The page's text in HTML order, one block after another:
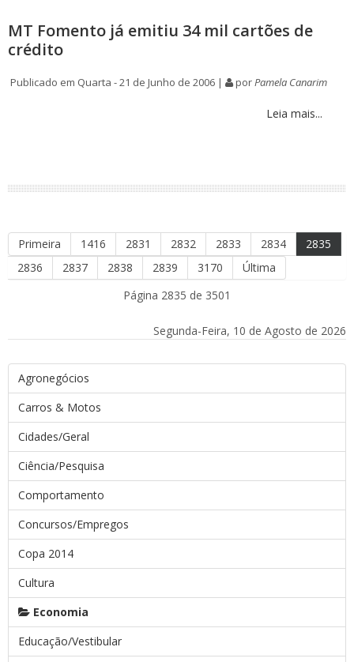
MT Fomento já emitiu 34 mil cartões de
crédito
Publicado em Quarta - 21 de Junho de 2006 | porPamela Canarim
Leia mais...
Primeira 1416 2831 2832 2833 2834
2835
2836
2837 2838 2839 3170
Última
Página 2835 de 3501
Segunda-Feira, 10 de Agosto de 2026
Agronegócios
Carros & Motos
Cidades/Geral
Ciência/Pesquisa
Comportamento
Concursos/Empregos
Copa 2014
Cultura
Economia
Educação/Vestibular